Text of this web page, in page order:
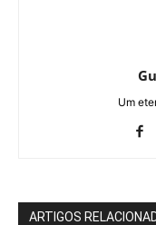
Um
ARTIGOS